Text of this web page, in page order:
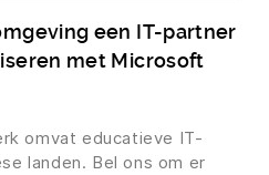
een IT-partner
met Microsoft
omvat educatieve IT-
landen. Bel ons om er